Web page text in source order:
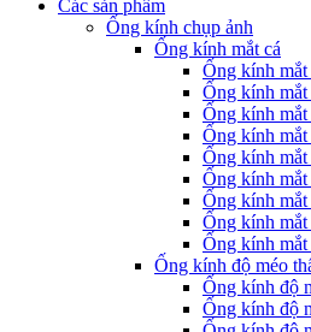
Các sản phẩm
Ống kính chụp ảnh
Ống kính mắt cá
Ống kính mắt
Ống kính mắt
Ống kính mắt
Ống kính mắt
Ống kính mắt
Ống kính mắt
Ống kính mắt
Ống kính mắt
Ống kính mắt
Ống kính độ méo
Ống kính độ
Ống kính độ